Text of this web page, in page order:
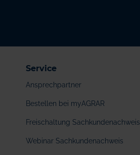
Service
Ansprechpartner
Bestellen bei myAGRAR
Freischaltung Sachkundenachweis
Webinar Sachkundenachweis